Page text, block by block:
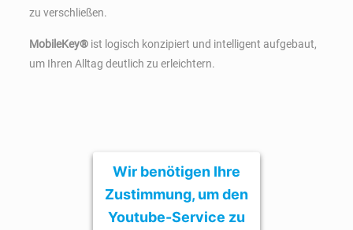
zu verschließen.
MobileKey®ist logisch konzipiert und intelligent aufgebaut,
um Ihren Alltag deutlich zu erleichtern.
Wir benötigen Ihre
Zustimmung, um den
Youtube-Service zu